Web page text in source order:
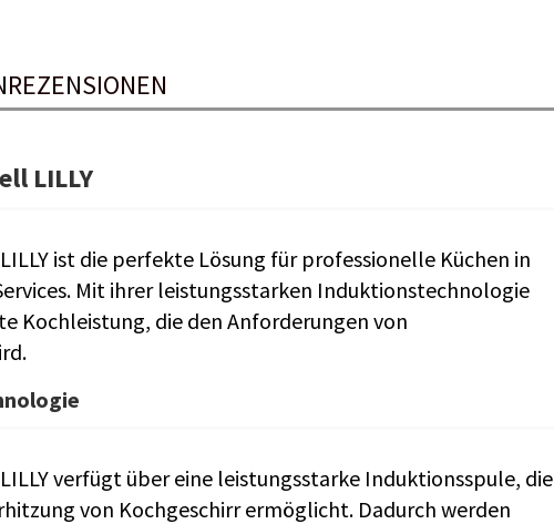
LILLY
ist die perfekte Lösung für professionelle Küchen in
Mit ihrer leistungsstarken Induktionstechnologie
Kochleistung, die den Anforderungen von
verfügt über eine leistungsstarke Induktionsspule, die
von Kochgeschirr ermöglicht. Dadurch werden